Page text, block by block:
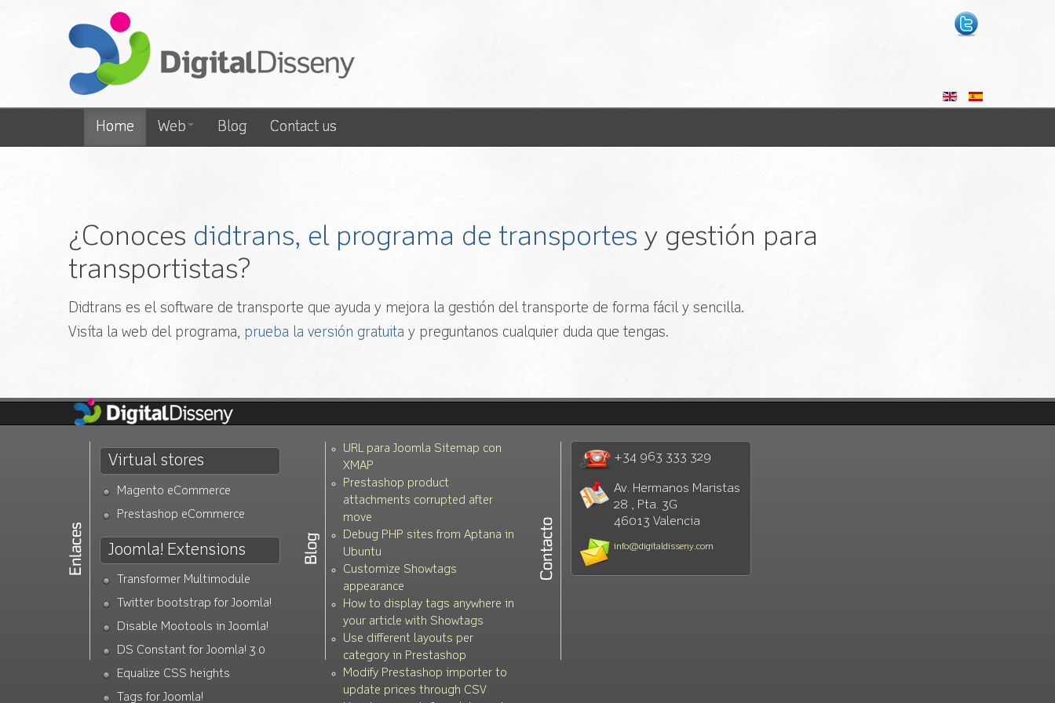
Home Web Blog Contact us
¿Conoces didtrans, el programa de transportes y gestión para
transportistas?
Didtrans es el software de transporte que ayuda y mejora la gestión del transporte de forma fácil y sencilla.
Visíta la web del programa, prueba la versión gratuita y preguntanos cualquier duda que tengas.
Virtual stores
Magento eCommerce
Prestashop eCommerce
Joomla! Extensions
Transformer Multimodule
Twitter bootstrap for Joomla!
Disable Mootools in Joomla!
DS Constant for Joomla! 3.0
Equalize CSS heights
Tags for Joomla!
URL para Joomla Sitemap con
XMAP
Prestashop product
attachments corrupted after
move
Debug PHP sites from Aptana in
Ubuntu
Customize Showtags
appearance
How to display tags anywhere in
your article with Showtags
Use different layouts per
category in Prestashop
Modify Prestashop importer to
update prices through CSV
+34 963 333 329
Av. Hermanos Maristas
28 , Pta. 3G
46013 Valencia
info@digitaldisseny.com